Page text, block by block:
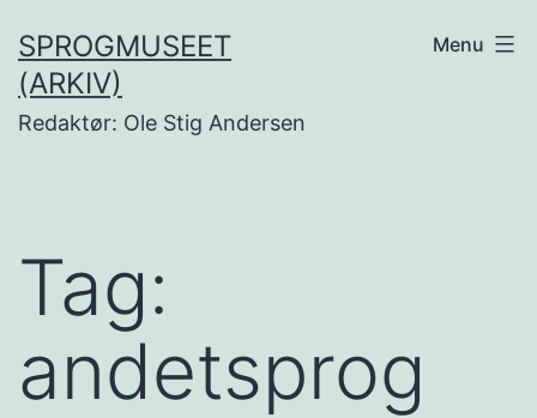
til
indhold
SPROGMUSEET
(ARKIV)
Redaktør: Ole Stig Andersen
Menu
Tag:
andetsprog